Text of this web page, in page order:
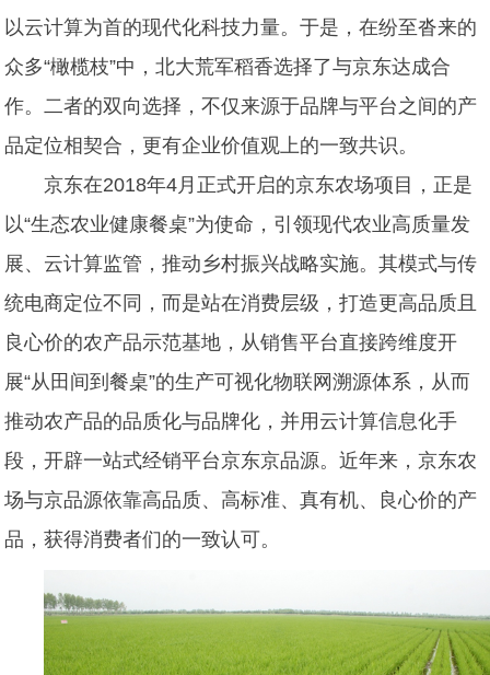
以云计算为首的现代化科技力量。于是，在纷至沓来的
众多“橄榄枝”中，北大荒军稻香选择了与京东达成合
作。二者的双向选择，不仅来源于品牌与平台之间的产
品定位相契合，更有企业价值观上的一致共识。
京东在2018年4月正式开启的京东农场项目，正是
以“生态农业健康餐桌”为使命，引领现代农业高质量发
展、云计算监管，推动乡村振兴战略实施。其模式与传
统电商定位不同，而是站在消费层级，打造更高品质且
良心价的农产品示范基地，从销售平台直接跨维度开
展“从田间到餐桌”的生产可视化物联网溯源体系，从而
推动农产品的品质化与品牌化，并用云计算信息化手
段，开辟一站式经销平台京东京品源。近年来，京东农
场与京品源依靠高品质、高标准、真有机、良心价的产
品，获得消费者们的一致认可。